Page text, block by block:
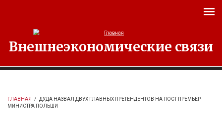
Внешнеэкономические связи
ГЛАВНАЯ /
ДУДА НАЗВАЛ ДВУХ ГЛАВНЫХ ПРЕТЕНДЕНТОВ НА ПОСТ ПРЕМЬЕР-
МИНИСТРА ПОЛЬШИ